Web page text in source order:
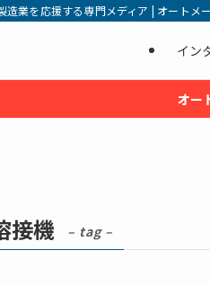
業を応援する専門メディア | オートメ
イン
オー
接機 – tag –